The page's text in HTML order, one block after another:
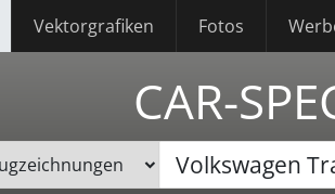
Vektorgrafiken Fotos
CAR-